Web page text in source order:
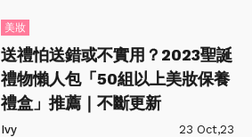
美妝
送禮怕送錯或不實用？2023聖誕
禮物懶人包「50組以上美妝保養
禮盒」推薦｜不斷更新
Ivy 23 Oct,23